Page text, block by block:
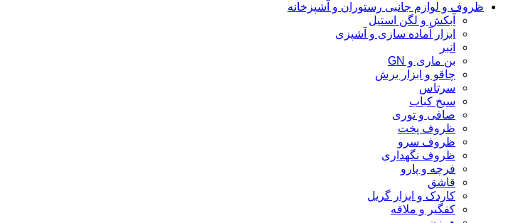
ظروف و لوازم جانبی رستوران و آشپزخانه
آبکش و لگن استیل
ابزار آماده سازی و آشپزی
انبر
بن ماری و GN
چاقو و ابزار برش
سرتاس
سیخ کباب
صافی و توری
ظروف پخت
ظروف سرو
ظروف نگهداری
فرچه و پارو
قاشق
کاردک و ابزار گریل
کفگیر و ملاقه